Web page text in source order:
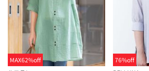
MAX62%off
76%off